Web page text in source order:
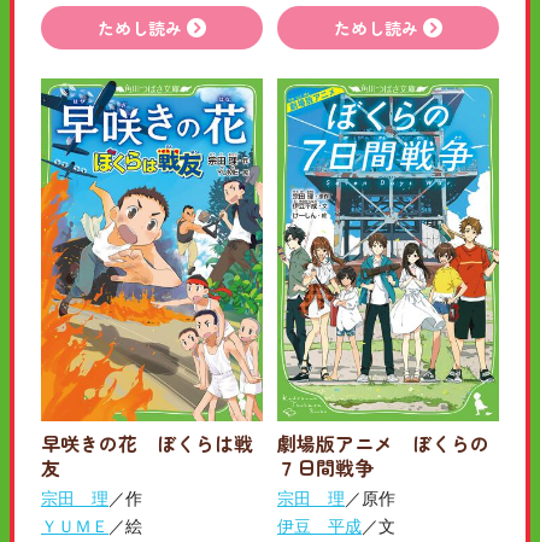
ためし読み ためし読み
早咲きの花 ぼくらは戦
友
宗田 理 ／作
ＹＵＭＥ ／絵
劇場版アニメ ぼくらの
７日間戦争
宗田 理 ／原作
伊豆 平成／文